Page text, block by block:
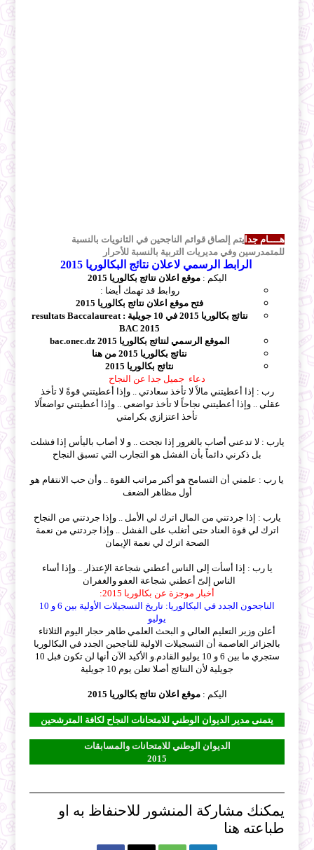
هــــام جدا يتم إلصاق قوائم الناجحين في الثانويات بالنسبة
للمتمدرسين وفي مديريات التربية بالنسبة للأحرار
الرابط الرسمي لاعلاننتائج البكالوريا 2015
اليكم :موقع اعلان نتائج بكالوريا 2015
روابط قد تهمك أيضا :
فتح موقع اعلان نتائج بكالوريا 2015
نتائج بكالوريا 2015 في 10 جويلية resultats Baccalaureat :
BAC 2015
الموقع الرسمي لنتائج بكالوريا 2015 bac.onec.dz
نتائج بكالوريا 2015 من هنا
نتائج بكالوريا 2015
دعاء جميل جدا عن النجاح
رب : إذا أعطيتني مالاً لا تأخذ سعادتي .. وإذا أعطيتني قوةً لا تأخذ
عقلي .. وإذا أعطيتني نجاحاً لا تأخذ تواضعي .. وإذا أعطيتني تواضعاًلا
تأخذ اعتزازي بكرامتي
يارب : لا تدعني أصاب بالغرور إذا نجحت .. و لا أصاب باليأس إذا فشلت
بل ذكرني دائماً بأن الفشل هو التجارب التي تسبق النجاح
يا رب : علمني أن التسامح هو أكبر مراتب القوة .. وأن حب الانتقام هو
أول مظاهر الضعف
يارب : إذا جردتني من المال اترك لي الأمل .. وإذا جردتني من النجاح
اترك لي قوة العناد حتى أتغلب على الفشل .. وإذا جردتني من نعمة
الصحة اترك لي نعمة الإيمان
يا رب : إذا أسأت إلى الناس أعطني شجاعة الإعتذار .. وإذا أساء
الناس إلىّ أعطني شجاعة العفو والغفران
أخبار موجزة عن بكالوريا 2015
:
الناجحون الجدد في البكالوريا: تاريخ التسجيلات الأولية بين 6 و 10
يوليو
أعلن وزير التعليم العالي و البحث العلمي طاهر حجار اليوم الثلاثاء
بالجزائر العاصمة أن التسجيلات الاولية للناجحين الجدد في البكالوريا
ستجري ما بين 6 و 10 يوليو القادم.و الأكيد الآن أنها لن تكون قبل 10
جويلية لأن النتائج أصلا تعلن يوم 10 جويلية
اليكم :موقع اعلان نتائج بكالوريا 2015
يتمنى مدير الديوان الوطني للامتحانات النجاح لكافة المترشحين
الديوان الوطني للامتحانات والمسابقات
2015
يمكنك مشاركة المنشور للاحنفاظ به او
طباعته هنا